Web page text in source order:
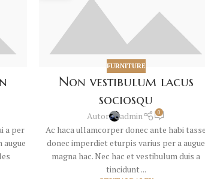
a per
FURNITURE
Non vestibulum lacus
sociosqu
Autor admin 0
Ac haca ullamcorper donec ante habi tasse
donec imperdiet eturpis varius per a augue
magna hac. Nec hac et vestibulum duis a
tincidunt ...